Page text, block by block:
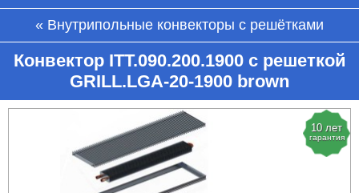
Внутрипольные конвекторы с решётками
Конвектор ITT.090.200.1900 с решеткой
GRILL.LGA-20-1900 brown
10 лет
гарантия